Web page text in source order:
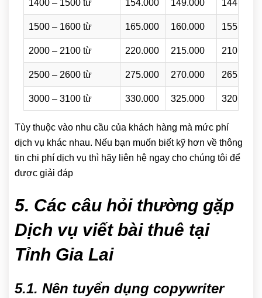
1400 – 1500 từ 154.000 149.000 144.000
1500 – 1600 từ 165.000 160.000 155.000
2000 – 2100 từ 220.000 215.000 210.000
2500 – 2600 từ 275.000 270.000 265.000
3000 – 3100 từ 330.000 325.000 320.000
Tùy thuộc vào nhu cầu của khách hàng mà mức phí
dịch vụ khác nhau. Nếu bạn muốn biết kỹ hơn về thông
tin chi phí dịch vụ thì hãy liên hệ ngay cho chúng tôi để
được giải đáp
5. Các câu hỏi thường gặp
Dịch vụ viết bài thuê tại
Tỉnh Gia Lai
5.1. Nên tuyển dụng copywriter